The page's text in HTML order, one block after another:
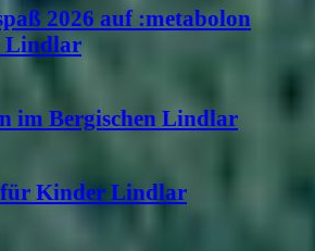
2026 auf :metabolon
Lindlar
im Bergischen Lindlar
für Kinder Lindlar